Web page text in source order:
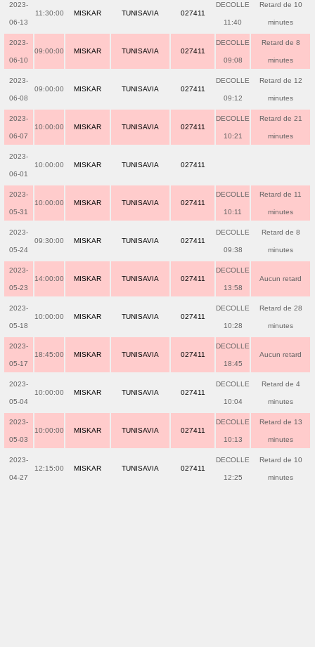
2023-
06-13
11:30:00 MISKAR TUNISAVIA 027411
DECOLLE
11:40
Retard de 10
minutes
2023-
06-10
09:00:00 MISKAR TUNISAVIA 027411
DECOLLE
09:08
Retard de 8
minutes
2023-
06-08
09:00:00 MISKAR TUNISAVIA 027411
DECOLLE
09:12
Retard de 12
minutes
2023-
06-07
10:00:00 MISKAR TUNISAVIA 027411
DECOLLE
10:21
Retard de 21
minutes
2023-
06-01
10:00:00 MISKAR TUNISAVIA 027411
2023-
05-31
10:00:00 MISKAR TUNISAVIA 027411
DECOLLE
10:11
Retard de 11
minutes
2023-
05-24
09:30:00 MISKAR TUNISAVIA 027411
DECOLLE
09:38
Retard de 8
minutes
2023-
05-23
14:00:00 MISKAR TUNISAVIA 027411
DECOLLE
13:58
Aucun retard
2023-
05-18
10:00:00 MISKAR TUNISAVIA 027411
DECOLLE
10:28
Retard de 28
minutes
2023-
05-17
18:45:00 MISKAR TUNISAVIA 027411
DECOLLE
18:45
Aucun retard
2023-
05-04
10:00:00 MISKAR TUNISAVIA 027411
DECOLLE
10:04
Retard de 4
minutes
2023-
05-03
10:00:00 MISKAR TUNISAVIA 027411
DECOLLE
10:13
Retard de 13
minutes
2023-
04-27
12:15:00 MISKAR TUNISAVIA 027411
DECOLLE
12:25
Retard de 10
minutes